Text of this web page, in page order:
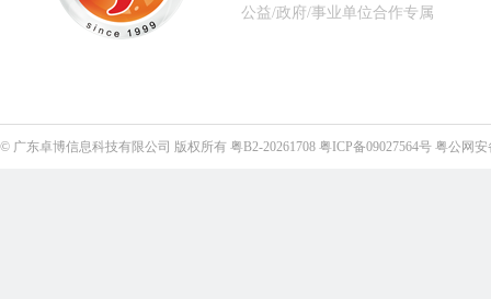
公益/政府/事业单位合作专属
© 广东卓博信息科技有限公司 版权所有 粤B2-20261708 粤ICP备09027564号 粤公网安